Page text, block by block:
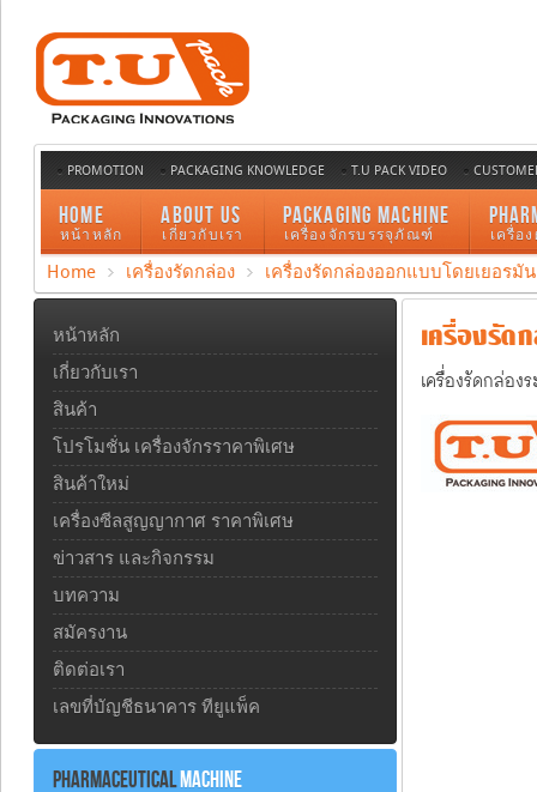
PROMOTION PACKAGING KNOWLEDGE T.U PACK VIDEO
HOME
หน้าหลัก
ABOUT US
เกี่ยวกับเรา
PACKAGING MACHINE
เครื่องจักรบรรจุภัณฑ์ เครื่อ
Home เครื่องรัดกล่อง เครื่องรัดกล่องออกแบบโดยเยอรมัน
เครื่องรัดก
เครื่องรัดกล่องร
หน้าหลัก
เกี่ยวกับเรา
สินค้า
โปรโมชั่น เครื่องจักรราคาพิเศษ
สินค้าใหม่
เครื่องซีลสูญญากาศ ราคาพิเศษ
ข่าวสาร และกิจกรรม
บทความ
สมัครงาน
ติดต่อเรา
เลขที่บัญชีธนาคาร ทียูแพ็ค
PHARMACEUTICALMACHINE